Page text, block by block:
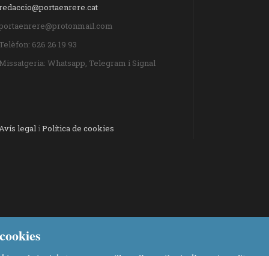
Telèfon: 626 26 19 93
Missatgeria: Whatsapp, Telegram i Signal
legaliPolítica de cookies